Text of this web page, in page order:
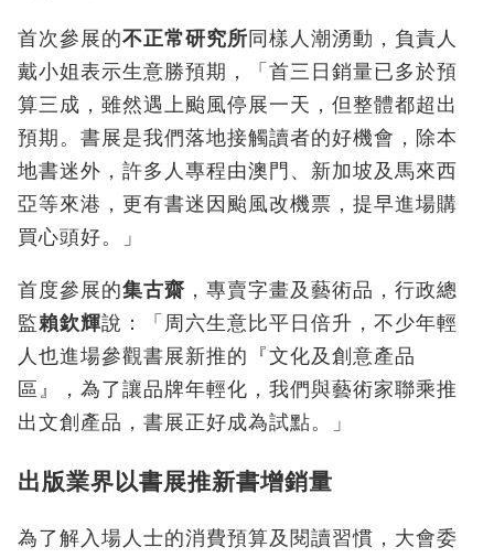
首次參展的不正常研究所 同樣人潮湧動，負責人
戴小姐表示生意勝預期，「首三日銷量已多於預
算三成，雖然遇上颱風停展一天，但整體都超出
預期。書展是我們落地接觸讀者的好機會，除本
地書迷外，許多人專程由澳門、新加坡及馬來西
亞等來港，更有書迷因颱風改機票，提早進場購
買心頭好。」
首度參展的集古齋 ，專賣字畫及藝術品，行政總
監賴欽輝說：「周六生意比平日倍升，不少年輕
人也進場參觀書展新推的『文化及創意產品
區』，為了讓品牌年輕化，我們與藝術家聯乘推
出文創產品，書展正好成為試點。」
出版業界以書展推新書增銷量
為了解入場人士的消費預算及閱讀習慣，大會委